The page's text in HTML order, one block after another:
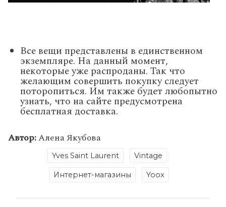
Все вещи представлены в единственном
экземпляре. На данный момент,
некоторые уже распроданы. Так что
желающим совершить покупку следует
поторопиться. Им также будет любопытно
узнать, что на сайте предусмотрена
бесплатная доставка.
Автор:Алена Якубова
Yves Saint Laurent Vintage
Интернет-магазины Yoox